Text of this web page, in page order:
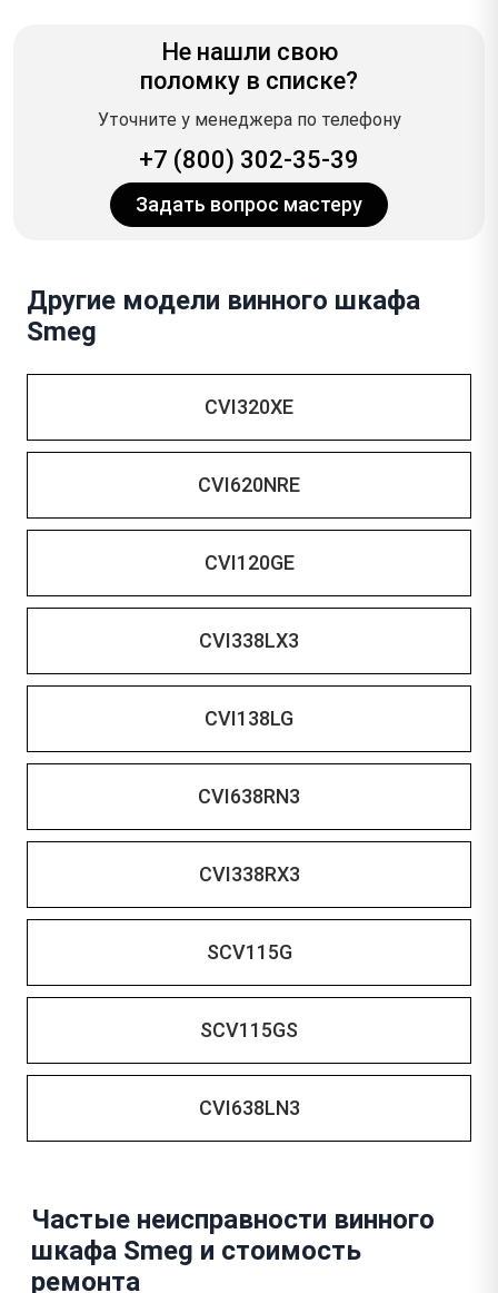
Не нашли свою
поломку в списке?
Уточните у менеджера по телефону
+7 (800) 302-35-39
Задать вопрос мастеру
Другие модели винного шкафа
Smeg
CVI320XE
CVI620NRE
CVI120GE
CVI338LX3
CVI138LG
CVI638RN3
CVI338RX3
SCV115G
SCV115GS
CVI638LN3
Частые неисправности винного
шкафа Smeg и стоимость
ремонта